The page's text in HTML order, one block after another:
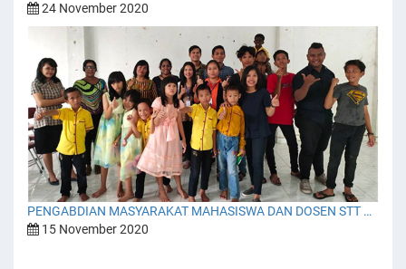
24 November 2020
PENGABDIAN MASYARAKAT MAHASISWA DAN DOSEN STT MISI WILLIAM CAREY
15 November 2020